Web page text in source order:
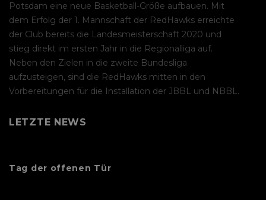
Potsdam eine neue Basketball-Größe aufbauen. Mit
dem Erfolg der 1. Mannschaft der RedHawks erreichte
der Club bereits die Landesmeisterschaft 2020 und
stieg direkt im ersten Jahr in die Regionalliga auf.
Neben den Zielen in die zweite Bundesliga
aufzusteigen, sind die RedHawks mitten in den
Vorbereitungen für die Installation der JBBL und NBBL.
LETZTE NEWS
Tag der offenen Tür